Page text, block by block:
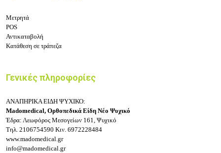
Μετρητά
POS
Αντικαταβολή
Κατάθεση σε τράπεζα
Γενικές πληροφορίες
ΑΝΑΠΗΡΙΚΑ ΕΙΔΗ ΨΥΧΙΚΟ:
Madomedical, Ορθοπεδικά Είδη Νέο Ψυχικό
Έδρα: Λεωφόρος Μεσογείων 161, Ψυχικό
Τηλ. 2106754590 Κιν. 6972228484
www.madomedical.gr
info@madomedical.gr